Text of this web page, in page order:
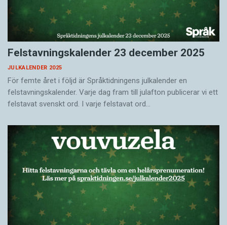
Felstavningskalender 23 december 2025
JULKALENDER 2025
För femte året i följd är Språktidningens julkalender en
felstavningskalender. Varje dag fram till julafton publicerar vi ett
felstavat svenskt ord. I varje felstavat ord…